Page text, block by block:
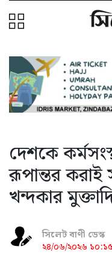
দেশকে
রূপান্তর করাই
খন্দকার
সিলেট বাণী ডেস্ক
২৪/০৬/২০২৬